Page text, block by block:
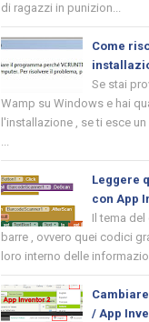
di ragazzi in punizion...
Come
Se stai
Wamp su Windows e hai
l'installazione , se ti esce
...
Leggere
con App
Il tema
barre , ovvero quei codici
loro interno delle
/ App